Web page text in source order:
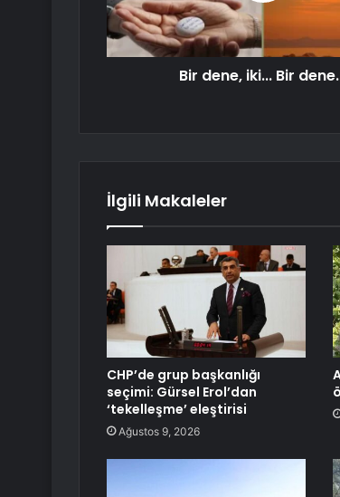
Bir dene, iki... Bir
İlgili Makaleler
CHP’de grup başkanlığı
seçimi: Gürsel Erol’dan
‘tekelleşme’ eleştirisi
Ağustos 9, 2026